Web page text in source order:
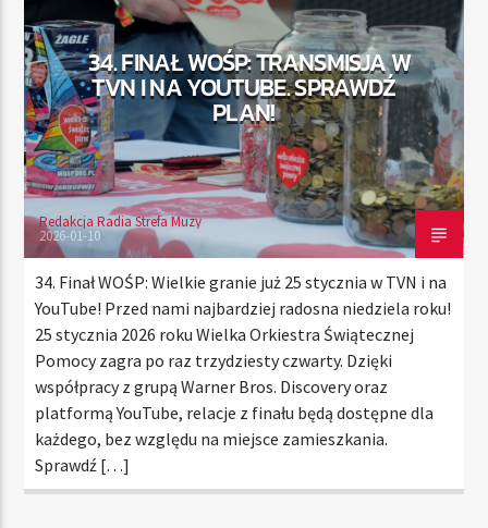
TERAZ
RADIO STREFA MUZY
00:00 24:00
Radio Strefa Muzy
34. FINAŁ WOŚP: TRANSMISJA W
TVN I NA YOUTUBE. SPRAWDŹ
PLAN!
Redakcja Radia Strefa Muzy
2026-01-10
34. Finał WOŚP: Wielkie granie już 25 stycznia w TVN i na
YouTube! Przed nami najbardziej radosna niedziela roku!
25 stycznia 2026 roku Wielka Orkiestra Świątecznej
Pomocy zagra po raz trzydziesty czwarty. Dzięki
współpracy z grupą Warner Bros. Discovery oraz
platformą YouTube, relacje z finału będą dostępne dla
każdego, bez względu na miejsce zamieszkania.
Sprawdź […]